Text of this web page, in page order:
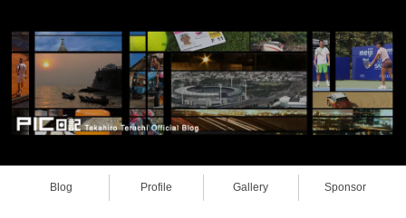
Blog Profile Gallery Sponsor